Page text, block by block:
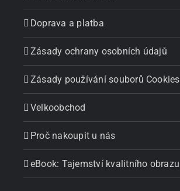
Doprava a platba
Zásady ochrany osobních údajů
Zásady používání souborů Cookies
Velkoobchod
Proč nakoupit u nás
eBook: Tajemství kvalitního obrazu